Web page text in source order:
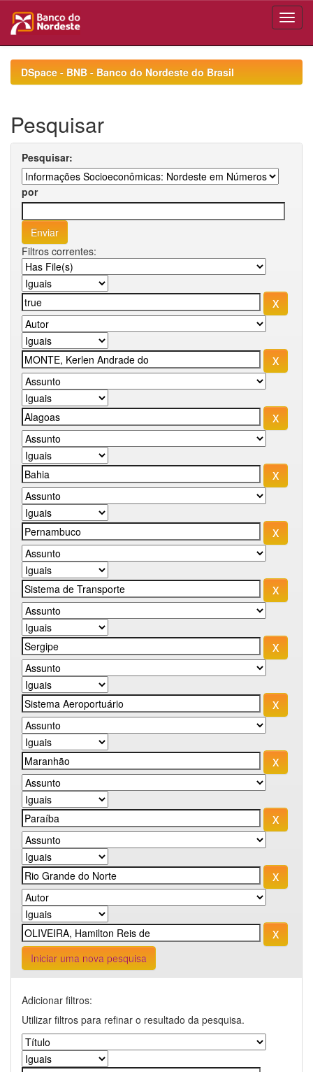
navigationDSpace - BNB - Banco do Nordeste do Brasil
Pesquisar
Pesquisar:
por
Filtros correntes:
Iniciar uma nova pesquisa
Adicionar filtros:
Utilizar filtros para refinar o resultado da pesquisa.